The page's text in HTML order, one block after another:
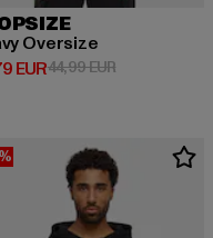
EUR
Oversize
EUR 28,79 EUR
44,99 EURPrix en